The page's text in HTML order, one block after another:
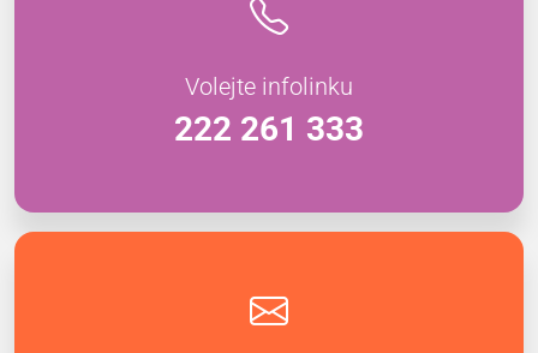
Volejte infolinku
222 261 333